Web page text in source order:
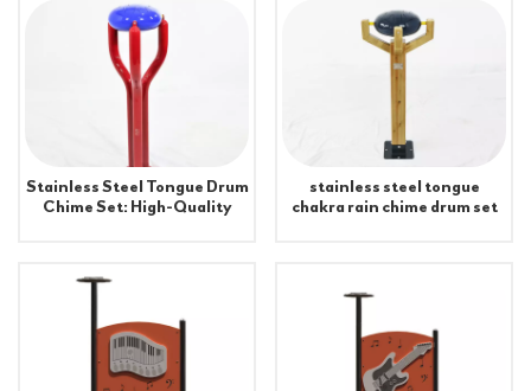
Stainless Steel Tongue Drum
Chime Set: High-Quality
stainless steel tongue
chakra rain chime drum set